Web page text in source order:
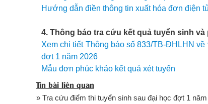
Hướng dẫn điền thông tin xuất hóa đơn điện
4. Thông báo tra cứu kết quả tuyển sinh
Xem chi tiết Thông báo số 833/TB-ĐHLHN
đợt 1 năm 2026
Mẫu đơn phúc khảo kết quả xét tuyển
Tin bài liên quan
» Tra cứu điểm thi tuyển sinh sau đại học đợt 1